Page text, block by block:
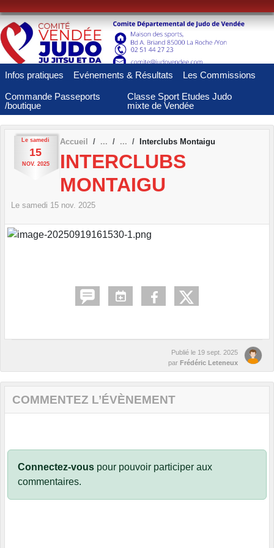
Infos pratiques Evénements & Résultats Les Commissions
Commande Passeports
/boutique
Classe Sport Etudes Judo
mixte de Vendée
Le samedi
15
NOV. 2025
Accueil Interclubs Montaigu
INTERCLUBS
MONTAIGU
Le samedi 15 nov. 2025
Publié le 19 sept. 2025
par Frédéric Leteneux
COMMENTEZ L’ÉVÈNEMENT
Connectez-vous pour pouvoir participer aux
commentaires.